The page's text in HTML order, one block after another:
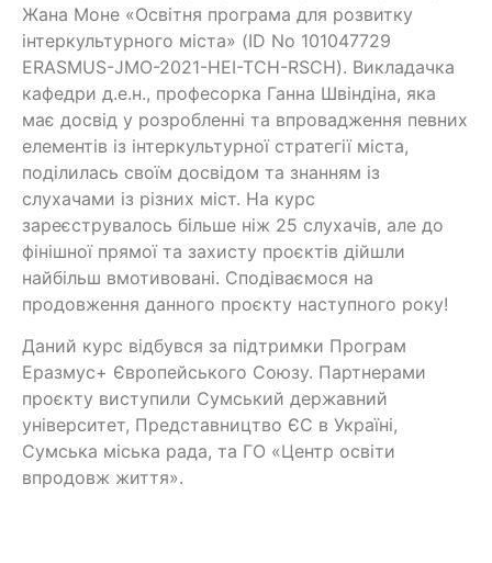
Жана Моне «Освітня програма для розвитку
інтеркультурного міста» (ID No 101047729
ERASMUS-JMO-2021-HEI-TCH-RSCH). Викладачка
кафедри д.е.н., професорка Ганна Швіндіна, яка
має досвід у розробленні та впровадження певних
елементів із інтеркультурної стратегії міста,
поділилась своїм досвідом та знанням із
слухачами із різних міст. На курс
зареєструвалось більше ніж 25 слухачів, але до
фінішної прямої та захисту проєктів дійшли
найбільш вмотивовані. Сподіваємося на
продовження данного проєкту наступного року!
Даний курс відбувся за підтримки Програм
Еразмус+ Європейського Союзу. Партнерами
проєкту виступили Сумський державний
університет, Представництво ЄС в Україні,
Сумська міська рада, та ГО «Центр освіти
впродовж життя».